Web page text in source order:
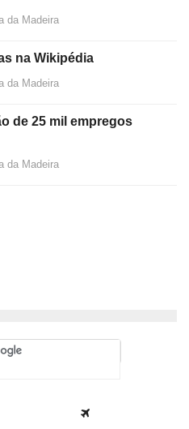
da Madeira
na Wikipédia
da Madeira
de 25 mil empregos
da Madeira